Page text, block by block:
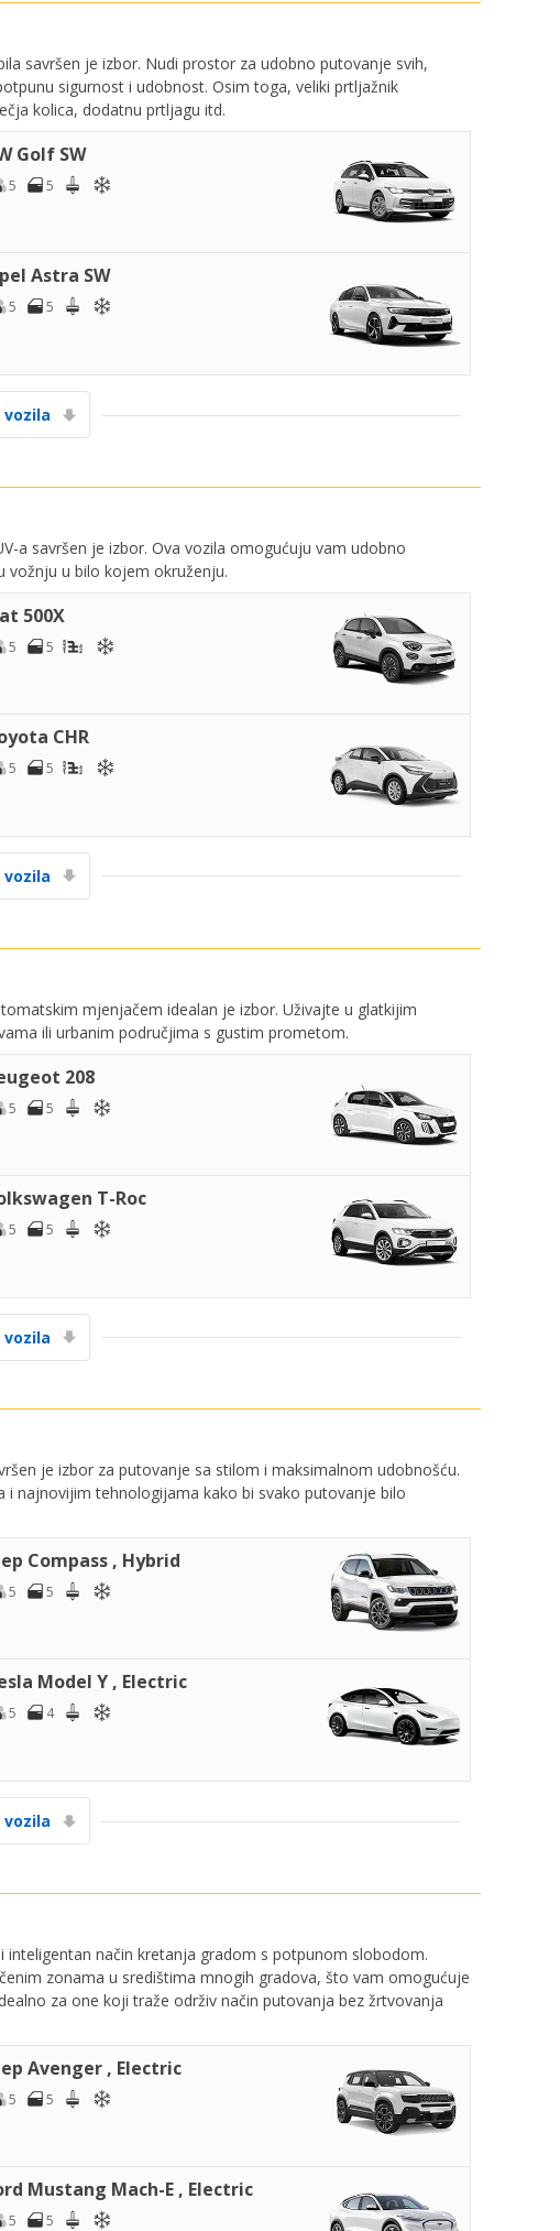
savršen je izbor. Nudi prostor za udobno putovanje svih,
sigurnost i udobnost. Osim toga, veliki prtljažnik
kolica, dodatnu prtljagu itd.
Golf SW
5 5
Astra SW
5 5
vozila
a savršen je izbor. Ova vozila omogućuju vam udobno
vožnju u bilo kojem okruženju.
500X
5 5
CHR
5 5
vozila
mjenjačem idealan je izbor. Uživajte u glatkijim
ili urbanim područjima s gustim prometom.
208
5 5
T-Roc
5 5
vozila
je izbor za putovanje sa stilom i maksimalnom udobnošću.
najnovijim tehnologijama kako bi svako putovanje bilo
Compass , Hybrid
5 5
Model Y , Electric
5 4
vozila
način kretanja gradom s potpunom slobodom.
zonama u središtima mnogih gradova, što vam omogućuje
za one koji traže održiv način putovanja bez žrtvovanja
Avenger , Electric
5 5
Mustang Mach-E , Electric
5 5